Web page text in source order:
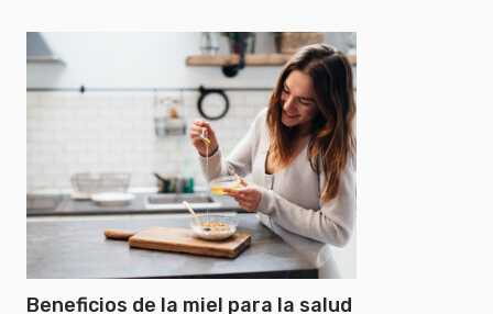
Beneficios de la miel para la salud